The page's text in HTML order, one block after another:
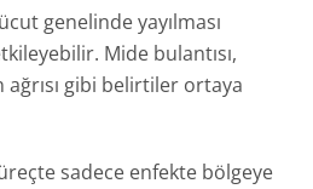
genelinde yayılması
Mide bulantısı,
ağrısı gibi belirtiler ortaya
sadece enfekte bölgeye